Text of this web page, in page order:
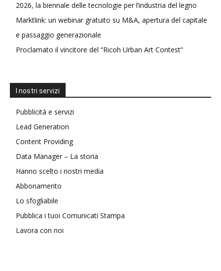
2026, la biennale delle tecnologie per l’industria del legno
Marktlink: un webinar gratuito su M&A, apertura del capitale
e passaggio generazionale
Proclamato il vincitore del “Ricoh Urban Art Contest”
I nostri servizi
Pubblicità e servizi
Lead Generation
Content Providing
Data Manager – La storia
Hanno scelto i nostri media
Abbonamento
Lo sfogliabile
Pubblica i tuoi Comunicati Stampa
Lavora con noi